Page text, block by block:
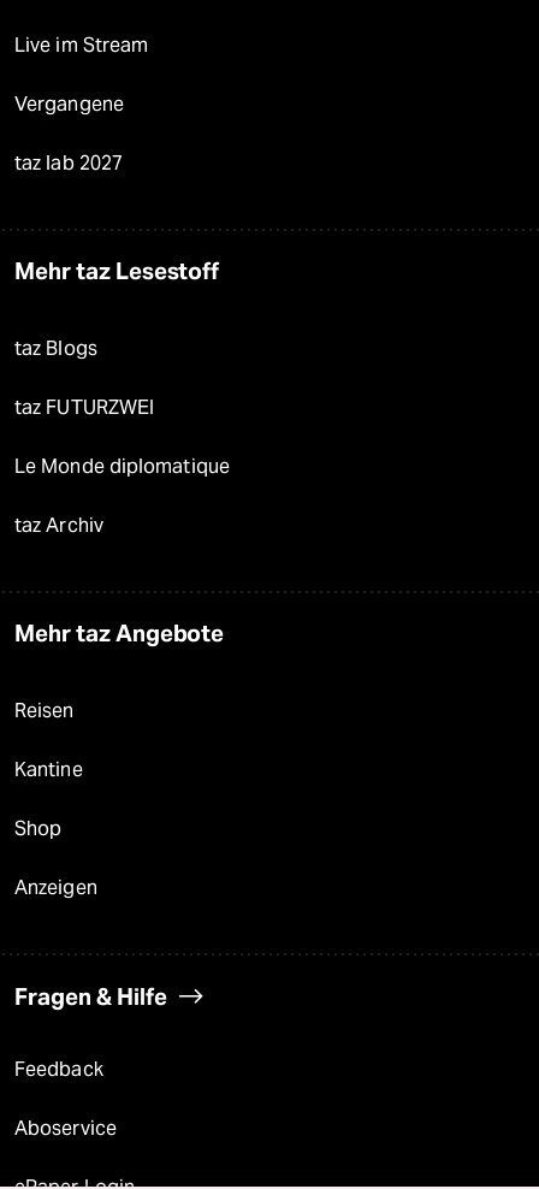
Live im Stream
Vergangene
taz lab 2027
Mehr taz Lesestoff
taz Blogs
taz FUTURZWEI
Le Monde diplomatique
taz Archiv
Mehr taz Angebote
Reisen
Kantine
Shop
Anzeigen
Fragen & Hilfe
Feedback
Aboservice